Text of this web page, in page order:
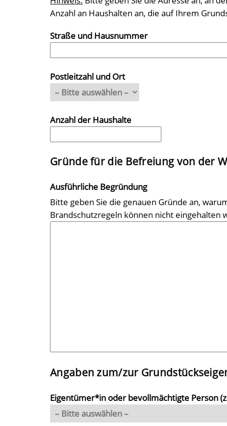
Anzahl an Haushalten an, die auf Ihrem
Straße und Hausnummer
Postleitzahl und Ort
Anzahl der Haushalte
Gründe für die Befreiung von der
Ausführliche Begründung
Bitte geben Sie die genauen Gründe an,
Brandschutzregeln können nicht
Angaben zum/zur
Eigentümer*in oder bevollmächtigte Person